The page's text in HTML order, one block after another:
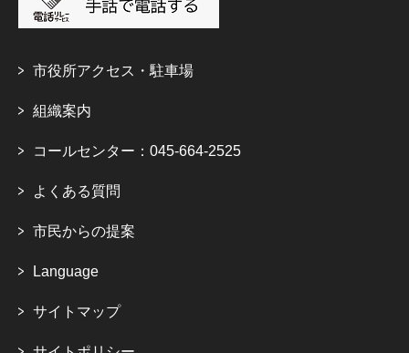
市役所アクセス・駐車場
組織案内
コールセンター：045-664-2525
よくある質問
市民からの提案
Language
サイトマップ